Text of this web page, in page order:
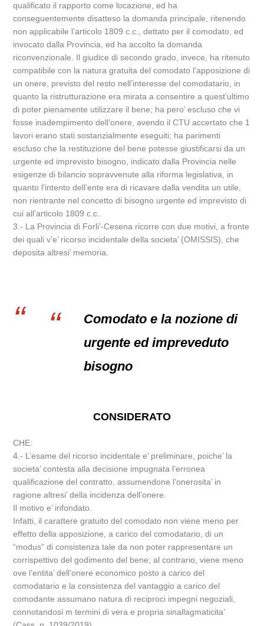
qualificato il rapporto come locazione, ed ha
conseguentemente disatteso la domanda principale, ritenendo
non applicabile l’articolo 1809 c.c., dettato per il comodato, ed
invocato dalla Provincia, ed ha accolto la domanda
riconvenzionale. Il giudice di secondo grado, invece, ha ritenuto
compatibile con la natura gratuita del comodato l’apposizione di
un onere, previsto del resto nell’interesse del comodatario, in
quanto la ristrutturazione era mirata a consentire a quest’ultimo
di poter pienamente utilizzare il bene; ha pero’ escluso che vi
fosse inadempimento dell’onere, avendo il CTU accertato che 1
lavori erano stati sostanzialmente eseguiti; ha parimenti
escluso che la restituzione del bene potesse giustificarsi da un
urgente ed imprevisto bisogno, indicato dalla Provincia nelle
esigenze di bilancio sopravvenute alla riforma legislativa, in
quanto l’intento dell’ente era di ricavare dalla vendita un utile,
non rientrante nel concetto di bisogno urgente ed imprevisto di
cui all’articolo 1809 c.c..
3.- La Provincia di Forli’-Cesena ricorre con due motivi, a fronte
dei quali v’e’ ricorso incidentale della societa’ (OMISSIS), che
deposita altresi’ memoria.
Comodato e la nozione di
urgente ed impreveduto
bisogno
CONSIDERATO
CHE:
4.- L’esame del ricorso incidentale e’ preliminare, poiche’ la
societa’ contesta alla decisione impugnata l’erronea
qualificazione del contratto, assumendone l’onerosita’ in
ragione altresi’ della incidenza dell’onere.
Il motivo e’ infondato.
Infatti, il carattere gratuito del comodato non viene meno per
effetto della apposizione, a carico del comodatario, di un
“modus” di consistenza tale da non poter rappresentare un
corrispettivo del godimento del bene; al contrario, viene meno
ove l’entita’ dell’onere economico posto a carico del
comodatario e la consistenza del vantaggio a carico del
comodante assumano natura di reciproci impegni negoziali,
connotandosi m termini di vera e propria sinallagmaticita’